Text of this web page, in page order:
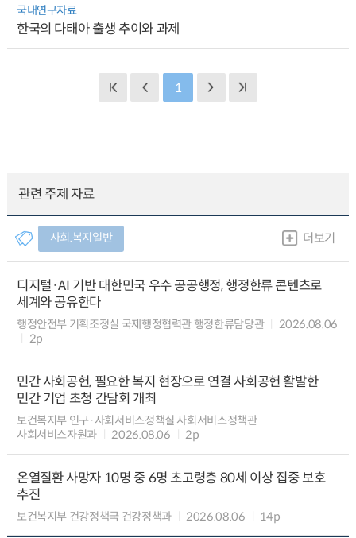
국내연구자료
한국의 다태아 출생 추이와 과제
1
관련 주제 자료
사회.복지일반 더보기
디지털·AI 기반 대한민국 우수 공공행정, 행정한류 콘텐츠로
세계와 공유한다
행정안전부 기획조정실 국제행정협력관 행정한류담당관
2026.08.06
2p
민간 사회공헌, 필요한 복지 현장으로 연결 사회공헌 활발한
민간 기업 초청 간담회 개최
보건복지부 인구·사회서비스정책실 사회서비스정책관
사회서비스자원과
2026.08.06 2p
온열질환 사망자 10명 중 6명 초고령층 80세 이상 집중 보호
추진
보건복지부 건강정책국 건강정책과 2026.08.06 14p